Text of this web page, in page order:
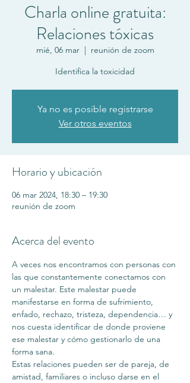
Charla online gratuita:
Relaciones tóxicas
mié, 06 mar
  |
reunión de zoom
Identifica la toxicidad
Ya no es posible registrarse
Ver otros eventos
Horario y ubicación
06 mar 2024, 18:30 – 19:30
reunión de zoom
Acerca del evento
A veces nos encontramos con personas con
las que constantemente conectamos con
un malestar. Este malestar puede
manifestarse en forma de sufrimiento,
enfado, rechazo, tristeza, dependencia… y
nos cuesta identificar de donde proviene
ese malestar y cómo gestionarlo de una
forma sana.
Estas relaciones pueden ser de pareja, de
amistad, familiares o incluso darse en el